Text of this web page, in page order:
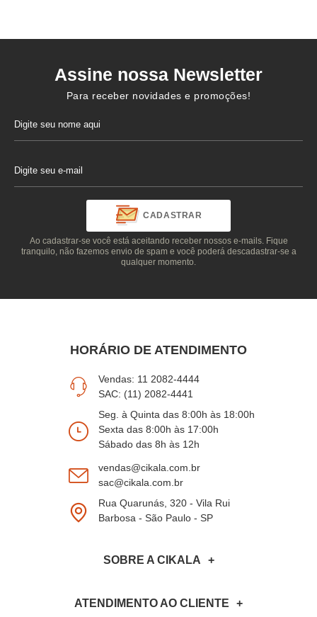
Assine nossa Newsletter
Para receber novidades e promoções!
CADASTRAR
Ao cadastrar-se você está aceitando receber nossos e-mails. Fique
tranquilo, não fazemos envio de spam e você poderá descadastrar-se a
qualquer momento.
HORÁRIO DE ATENDIMENTO
Vendas: 11 2082-4444
SAC: (11) 2082-4441
Seg. à Quinta das 8:00h às 18:00h
Sexta das 8:00h às 17:00h
Sábado das 8h às 12h
vendas@cikala.com.br
sac@cikala.com.br
Rua Quarunás, 320 - Vila Rui
Barbosa - São Paulo - SP
SOBRE A CIKALA
ATENDIMENTO AO CLIENTE